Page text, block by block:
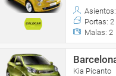
Portas: 2
Malas: 2
Kia Picanto